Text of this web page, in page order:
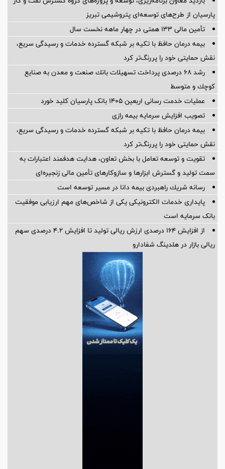
پارسیان از طرح‌های توسعه‌ای پتروشیمی تبریز
تأمین مالی 133 همتی در چهار ماهه نخست سال
بیمه درمان حافظ با تکیه بر شبکه گسترده خدمات و رسیدگی سریع،
نقش حمایتی خود را پررنگ‌تر کرد
رشد ۶۸ درصدی پرداخت تسهیلات بانك صنعت و معدن به صنایع
كوچك و متوسط
عملیات خدمت رسانی اربعین 1405 بانک پارسیان کلید خورد
تصویب افزایش سرمایه بیمه رازی
بیمه درمان حافظ با تکیه بر شبکه گسترده خدمات و رسیدگی سریع،
نقش حمایتی خود را پررنگ‌تر کرد
تقویت و توسعه تعامل با بخش تعاون، هدایت هدفمند اعتبارات به
سمت تولید و گسترش ابزارها و سازوکارهای تأمین مالی زنجیره‌ای
رسانه شریك راهبردی بیمه دانا در مسیر توسعه است
پایداری خدمات الکترونیکی یکی از شاخص‌های مهم ارزیابی موفقیت
بانک سرمایه است
از افزایش 164 درصدی ارزش ریالی تولید تا افزایش 4.2 درصدی سهم
ریالی بازار در هلدینگ شفادارو